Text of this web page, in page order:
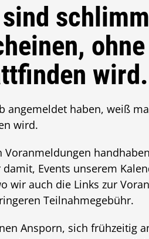
wird.
angemeldet haben, weiß
wird.
Voranmeldungen
Events unserem
wir auch die Links zur
Teilnahmegebühr.
Ansporn, sich frühzeitig